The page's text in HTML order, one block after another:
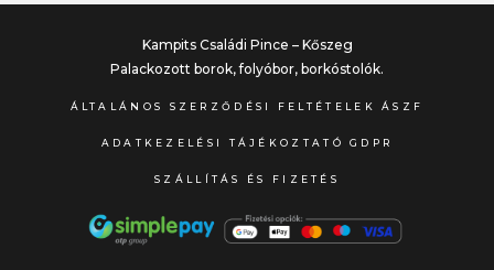
Kampits Családi Pince – Kőszeg
Palackozott borok, folyóbor, borkóstolók.
ÁLTALÁNOS SZERZŐDÉSI FELTÉTELEK ÁSZF
ADATKEZELÉSI TÁJÉKOZTATÓ GDPR
SZÁLLÍTÁS ÉS FIZETÉS